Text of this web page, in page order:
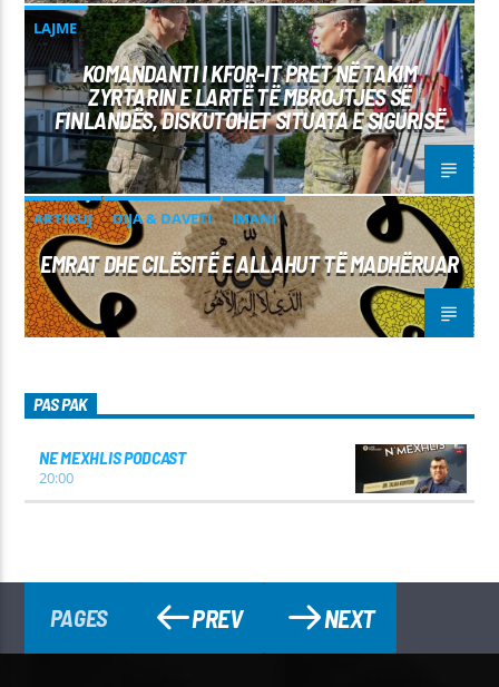
LAJME
KOMANDANTI I KFOR-IT PRET NË TAKIM
ZYRTARIN E LARTË TË MBROJTJES SË
FINLANDËS, DISKUTOHET SITUATA E SIGURISË
ARTIKUJ DIJA & DAVETI IMANI
EMRAT DHE CILËSITË E ALLAHUT TË MADHËRUAR
PAS PAK
NE MEXHLIS PODCAST
20:00
PAGES PREV NEXT